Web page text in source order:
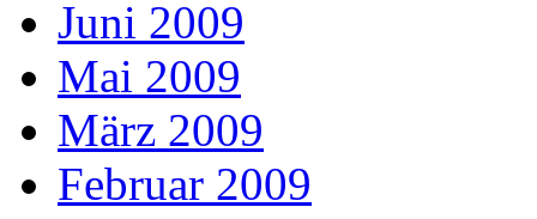
Juni 2009
Mai 2009
März 2009
Februar 2009